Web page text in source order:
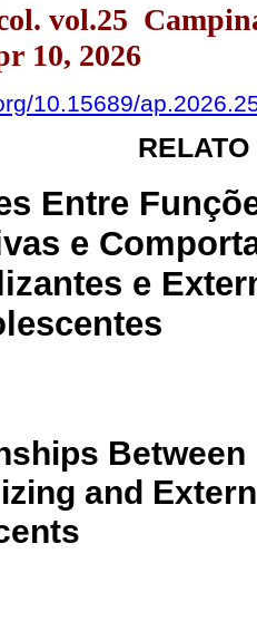
vol.25
10, 2026
10.15689/
Entre
e
e
and